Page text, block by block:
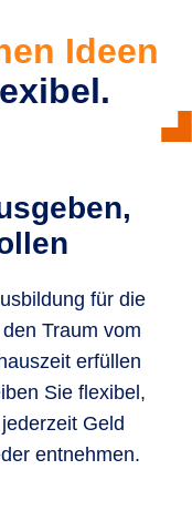
Ideen
für die
Traum vom
erfüllen
Sie flexibel,
Geld
entnehmen.